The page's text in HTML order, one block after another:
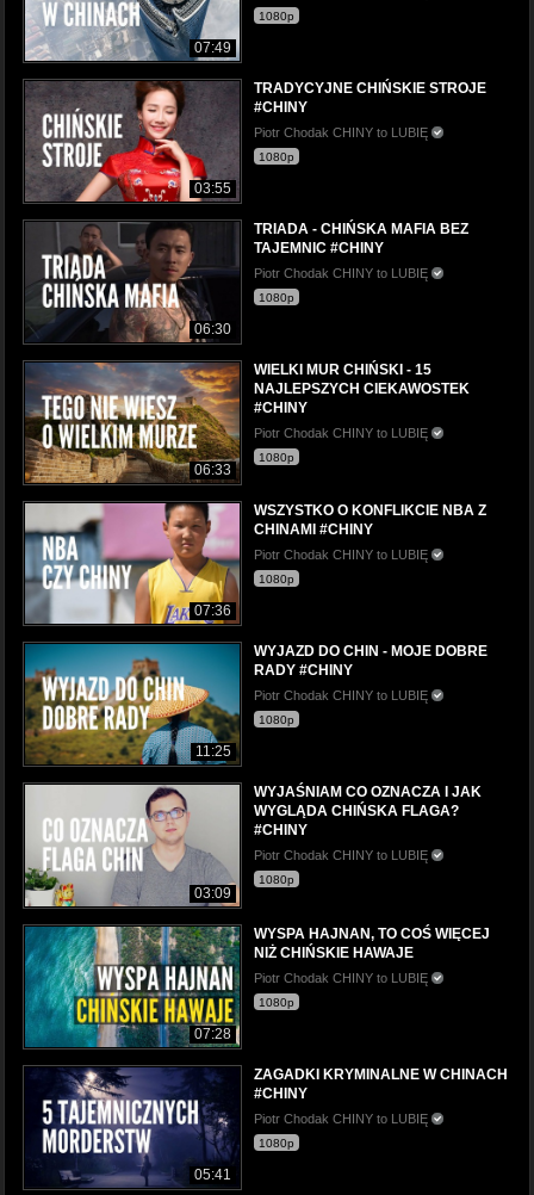
07:49
1080p
03:55
TRADYCYJNE CHIŃSKIE STROJE
#CHINY
Piotr Chodak CHINY to LUBIĘ
1080p
06:30
TRIADA - CHIŃSKA MAFIA BEZ
TAJEMNIC #CHINY
Piotr Chodak CHINY to LUBIĘ
1080p
06:33
WIELKI MUR CHIŃSKI - 15
NAJLEPSZYCH CIEKAWOSTEK
#CHINY
Piotr Chodak CHINY to LUBIĘ
1080p
07:36
WSZYSTKO O KONFLIKCIE NBA Z
CHINAMI #CHINY
Piotr Chodak CHINY to LUBIĘ
1080p
11:25
WYJAZD DO CHIN - MOJE DOBRE
RADY #CHINY
Piotr Chodak CHINY to LUBIĘ
1080p
03:09
WYJAŚNIAM CO OZNACZA I JAK
WYGLĄDA CHIŃSKA FLAGA?
#CHINY
Piotr Chodak CHINY to LUBIĘ
1080p
07:28
WYSPA HAJNAN, TO COŚ WIĘCEJ
NIŻ CHIŃSKIE HAWAJE
Piotr Chodak CHINY to LUBIĘ
1080p
05:41
ZAGADKI KRYMINALNE W CHINACH
#CHINY
Piotr Chodak CHINY to LUBIĘ
1080p